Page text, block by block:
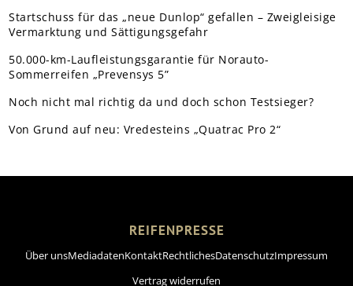
Startschuss für das „neue Dunlop“ gefallen – Zweigleisige
Vermarktung und Sättigungsgefahr
50.000-km-Laufleistungsgarantie für Norauto-
Sommerreifen „Prevensys 5”
Noch nicht mal richtig da und doch schon Testsieger?
Von Grund auf neu: Vredesteins „Quatrac Pro 2“
REIFENPRESSE
Über unsMediadatenKontaktRechtlichesDatenschutzImpressum
Vertrag widerrufen